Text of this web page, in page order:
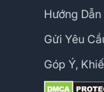
Hướng
Gửi Yêu
Góp Ý,